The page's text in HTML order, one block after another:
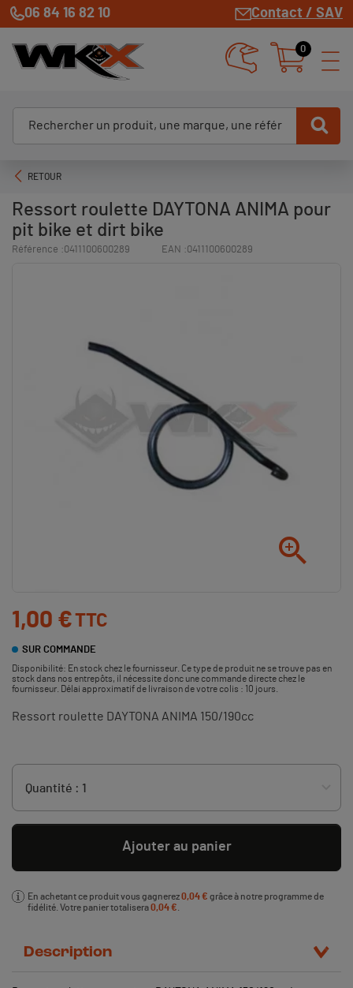
06 84 16 82 10 Contact / SAV
0
RETOUR
Ressort roulette DAYTONA ANIMA pour
pit bike et dirt bike
Référence :0411100600289 EAN :0411100600289

1,00 €TTC
SUR COMMANDE
Disponibilité: En stock chez le fournisseur. Ce type de produit ne se trouve pas en
stock dans nos entrepôts, il nécessite donc une commande directe chez le
fournisseur. Délai approximatif de livraison de votre colis : 10 jours.
Ressort roulette DAYTONA ANIMA 150/190cc
Ajouter au panier
En achetant ce produit vous gagnerez0,04 € grâce à notre programme de
fidélité. Votre panier totalisera0,04 €
Description